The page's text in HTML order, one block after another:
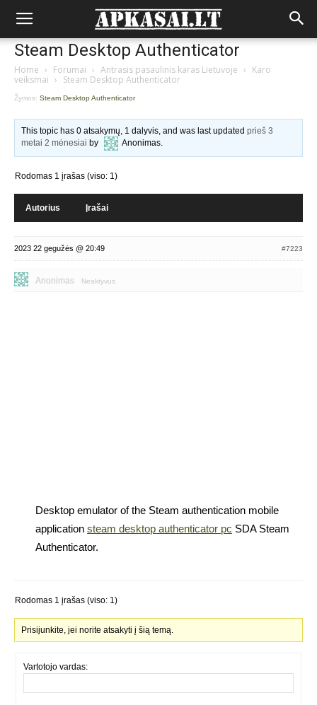
Steam Desktop Authenticator
Home › Forumai › Antrasis pasaulinis karas Lietuvoje › Karo
veiksmai › Steam Desktop Authenticator
Žymos: Steam Desktop Authenticator
This topic has 0 atsakymų, 1 dalyvis, and was last updatedprieš 3
metai 2 mėnesiai by Anonimas.
Rodomas 1 įrašas (viso: 1)
Autorius Įrašai
2023 22 gegužės @ 20:49 #7223
Anonimas Neaktyvus
Desktop emulator of the Steam authentication mobile
application steam desktop authenticator pc SDA Steam
Authenticator.
Rodomas 1 įrašas (viso: 1)
Prisijunkite, jei norite atsakyti į šią temą.
Vartotojo vardas: